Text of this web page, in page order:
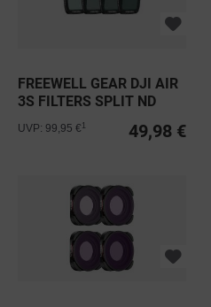
FREEWELL GEAR DJI AIR
3S FILTERS SPLIT ND
49,98 €
UVP: 99,95 €